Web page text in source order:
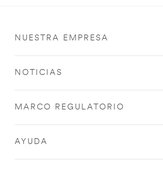
NUESTRA EMPRESA
NOTICIAS
MARCO REGULATORIO
AYUDA